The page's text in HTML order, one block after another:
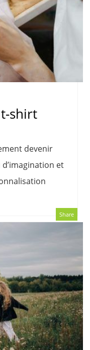
shirt
devenir
et
Share